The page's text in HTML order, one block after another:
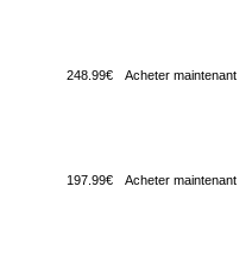
248.99€ Acheter maintenant
197.99€ Acheter maintenant